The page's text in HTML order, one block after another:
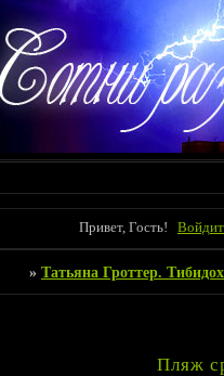
Привет, Гость!
» Татьяна Гроттер.
Пляж